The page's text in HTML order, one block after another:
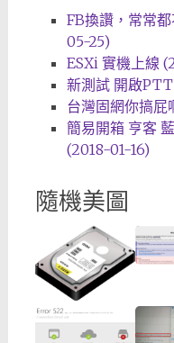
FB換讚，常常
05-25)
ESXi 實機上線
新測試 開啟
台灣固網你搞屁
簡易開箱 亨客
(2018-01-16)
隨機美圖